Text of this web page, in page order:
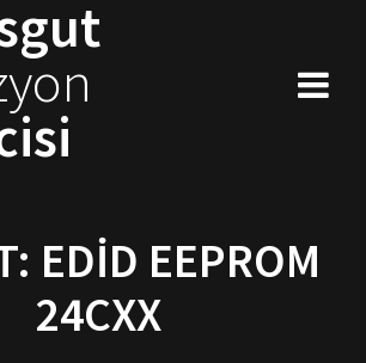
Skip
to
EDID EEPROM
24CXX